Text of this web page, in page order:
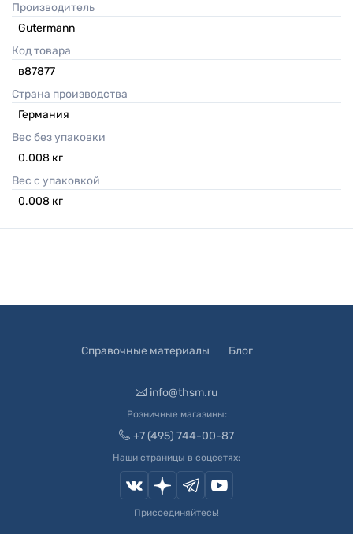
Производитель
Gutermann
Код товара
в87877
Страна производства
Германия
Вес без упаковки
0.008 кг
Вес с упаковкой
0.008 кг
Справочные материалы Блог
info@thsm.ru
Розничные магазины:
+7 (495) 744-00-87
Наши страницы в соцсетях:
Присоединяйтесь!